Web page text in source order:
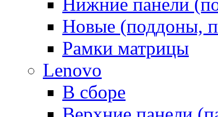
Новые (поддоны,
Рамки матрицы
Lenovo
В сборе